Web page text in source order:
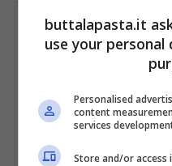
buttalapasta.it
use your
Personalised
content
services
Store and/or